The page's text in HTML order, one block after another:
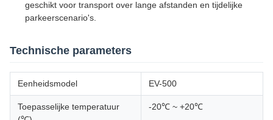
geschikt voor transport over lange afstanden en tijdelijke
parkeerscenario's.
Technische parameters
Eenheidsmodel EV-500
Toepasselijke temperatuur
-20℃ ~ +20℃